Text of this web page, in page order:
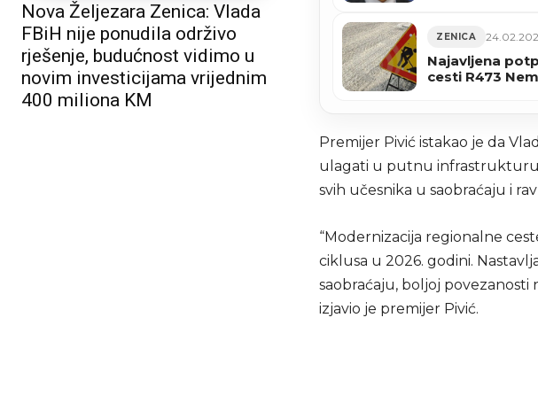
Nova Željezara Zenica: Vlada
FBiH nije ponudila održivo
rješenje, budućnost vidimo u
novim investicijama vrijednim
400 miliona KM
ZENICA
Najavljena
cesti R473
Premijer Pivić istakao je da
ulagati u putnu infrastrukturu
svih učesnika u saobraćaju i
“Modernizacija regionalne
ciklusa u 2026. godini.
saobraćaju, boljoj povezanosti
izjavio je premijer Pivić.